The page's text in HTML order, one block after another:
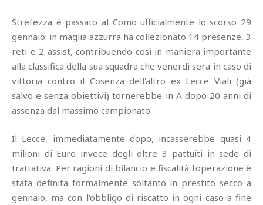
Strefezza è passato al Como ufficialmente lo scorso 29
gennaio: in maglia azzurra ha collezionato 14 presenze, 3
reti e 2 assist, contribuendo così in maniera importante
alla classifica della sua squadra che venerdì sera in caso di
vittoria contro il Cosenza dell'altro ex Lecce Viali (già
salvo e senza obiettivi) tornerebbe in A dopo 20 anni di
assenza dal massimo campionato.
Il Lecce, immediatamente dopo, incasserebbe quasi 4
milioni di Euro invece degli oltre 3 pattuiti in sede di
trattativa. Per ragioni di bilancio e fiscalità l'operazione è
stata definita formalmente soltanto in prestito secco a
gennaio, ma con l'obbligo di riscatto in ogni caso a fine